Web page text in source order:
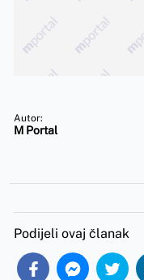
Autor:
M Portal
Podijeli ovaj članak